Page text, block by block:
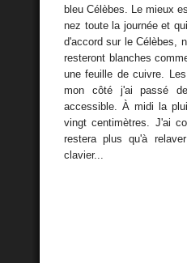
bleu Célèbes. Le mieux
nez toute la journée et
d'accord sur le Célèbes,
resteront blanches
une feuille de cuivre.
mon côté j'ai passé
accessible. À midi la
vingt centimètres. J'ai
restera plus qu'à
clavier...